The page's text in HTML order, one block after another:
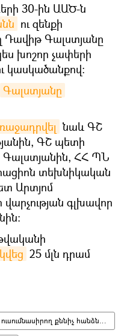
30-ին ԱԱԾ-ն
ու զենքի
Գալստյանը
խոշոր չափերի
կասկածանքով։
Գալստյանը
նաև ԳՇ
ԳՇ պետի
ՀՀ ՊՆ
տեխնիկական
Արտյոմ
գլխավոր
25 մլն դրամ
44-օրյա պատերազմի հանգամանքներն ուսումնասիրող քննիչ հանձնաժողով